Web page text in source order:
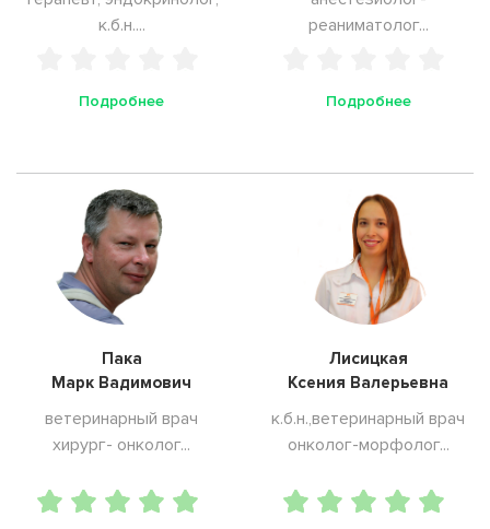
к.б.н....
Подробнее
реаниматолог...
Подробнее
Пака
Марк Вадимович
ветеринарный врач
хирург- онколог...
Лисицкая
Ксения Валерьевна
к.б.н.,ветеринарный врач
онколог-морфолог...